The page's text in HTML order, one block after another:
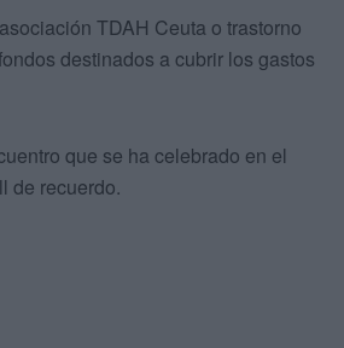
TDAH Ceuta o trastorno
destinados a cubrir los gastos
que se ha celebrado en el
de recuerdo.